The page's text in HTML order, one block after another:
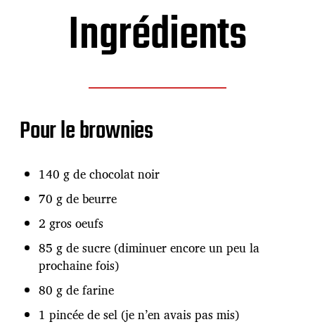
Ingrédients
Pour le brownies
140 g de chocolat noir
70 g de beurre
2 gros oeufs
85 g de sucre (diminuer encore un peu la
prochaine fois)
80 g de farine
1 pincée de sel (je n’en avais pas mis)